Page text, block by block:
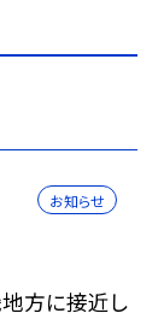
お知らせ
地方に接近し